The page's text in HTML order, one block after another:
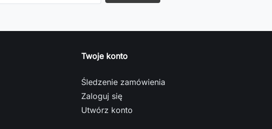
Twoje konto
Śledzenie zamówienia
Zaloguj się
Utwórz konto